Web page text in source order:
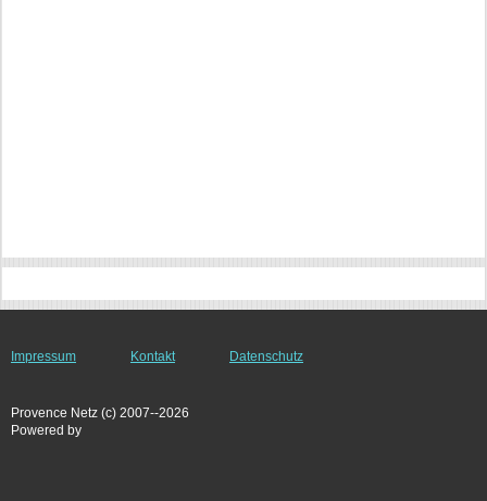
Impressum Kontakt Datenschutz
Provence Netz (c) 2007--2026
Powered by